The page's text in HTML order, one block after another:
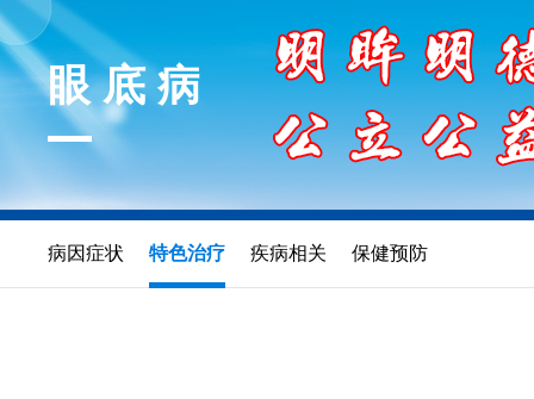
眼底病
病因症状 特色治疗 疾病相关 保健预防